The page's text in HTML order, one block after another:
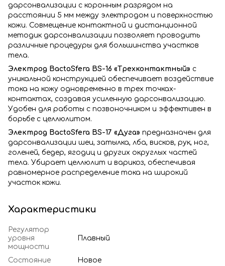
дарсонвализации с коронным разрядом на
расстоянии 5 мм между электродом и поверхностью
кожи. Совмещение контактной и дистанционной
методик дарсонвализации позволяет проводить
различные процедуры для большинства участков
тела.
Электрод BactoSfera BS-16 «Трехконтактный» с
уникальной конструкцией обеспечивает воздействие
тока на кожу одновременно в трех точках-
контактах, создавая усиленную дарсонвализацию.
Удобен для работы с позвоночником и эффективен в
борьбе с целлюлитом.
Электрод BactoSfera BS-17 «Дуга» предназначен для
дарсонвализации шеи, затылка, лба, висков, рук, ног,
голеней, бедер, ягодиц и других округлых частей
тела. Убирает целлюлит и варикоз, обеспечивая
равномерное распределение тока на широкий
участок кожи.
Характеристики
Регулятор
уровня
мощности
Плавный
Состояние
Новое